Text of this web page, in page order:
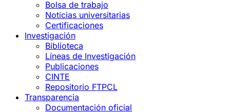
Bolsa de trabajo
Noticias universitarias
Certificaciones
Investigación
Biblioteca
Líneas de Investigación
Publicaciones
CINTE
Repositorio FTPCL
Transparencia
Documentación oficial